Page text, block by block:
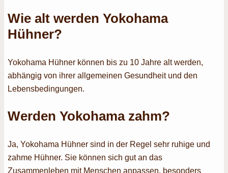
Wie alt werden Yokohama
Hühner?
Yokohama Hühner können bis zu 10 Jahre alt werden,
abhängig von ihrer allgemeinen Gesundheit und den
Lebensbedingungen.
Werden Yokohama zahm?
Ja, Yokohama Hühner sind in der Regel sehr ruhige und
zahme Hühner. Sie können sich gut an das
Zusammenleben mit Menschen anpassen, besonders